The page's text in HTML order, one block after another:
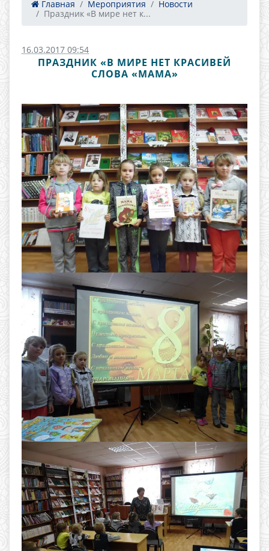
Главная Мероприятия
Новости
Праздник «В мире нет к...
16.03.2017 09:54
ПРАЗДНИК «В МИРЕ НЕТ КРАСИВЕЙ
СЛОВА «МАМА»